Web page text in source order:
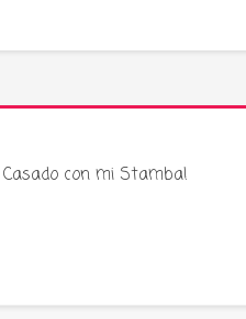
con mi Stamba!